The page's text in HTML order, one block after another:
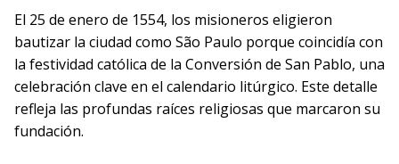
El 25 de enero de 1554, los misioneros eligieron
bautizar la ciudad como São Paulo porque coincidía con
la festividad católica de la Conversión de San Pablo, una
celebración clave en el calendario litúrgico. Este detalle
refleja las profundas raíces religiosas que marcaron su
fundación.